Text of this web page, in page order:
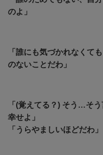
のよ」
「誰にも気づかれなくて
のないことだわ」
「(覚えてる？) そう…そ
幸せよ」
「うらやましいほどだわ」